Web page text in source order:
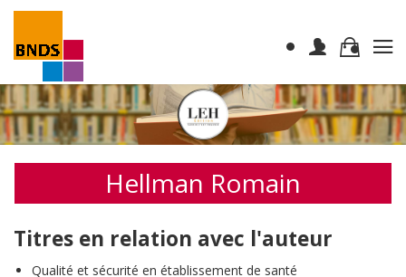
Hellman Romain
Titres en relation avec l'auteur
Qualité et sécurité en établissement de santé